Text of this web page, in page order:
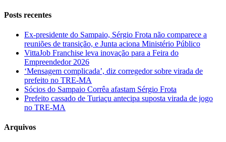
Posts recentes
Ex-presidente do Sampaio, Sérgio Frota não comparece a
reuniões de transição, e Junta aciona Ministério Público
VittaJob Franchise leva inovação para a Feira do
Empreendedor 2026
‘Mensagem complicada’, diz corregedor sobre virada de
prefeito no TRE-MA
Sócios do Sampaio Corrêa afastam Sérgio Frota
Prefeito cassado de Turiaçu antecipa suposta virada de jogo
no TRE-MA
Arquivos